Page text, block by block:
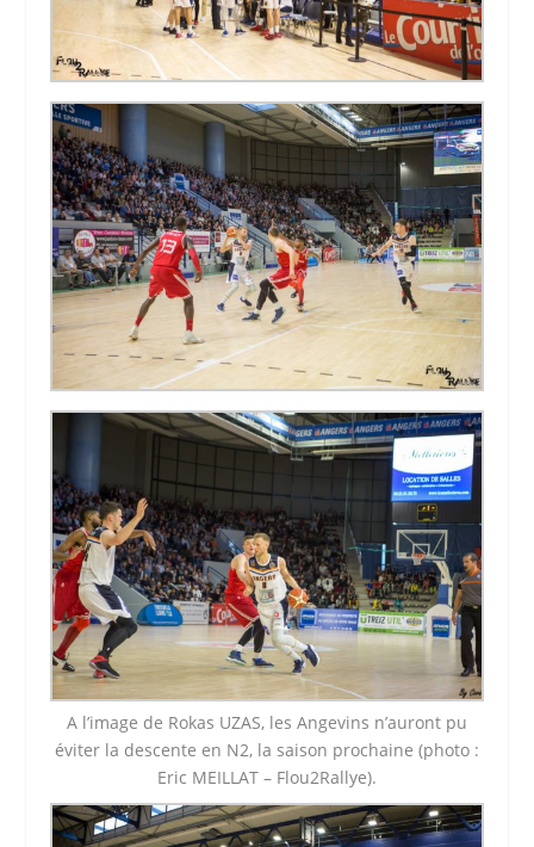
A l’image de Rokas UZAS, les Angevins n’auront pu
éviter la descente en N2, la saison prochaine (photo :
Eric MEILLAT – Flou2Rallye).